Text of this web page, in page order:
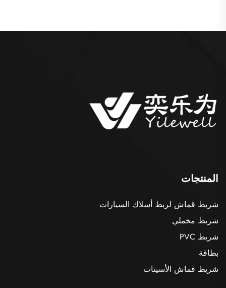
المنتجات
شريط قماش لربط أسلاك السيارات
شريط مخملي
شريط PVC
بطاقة
شريط قماش الأسيتات